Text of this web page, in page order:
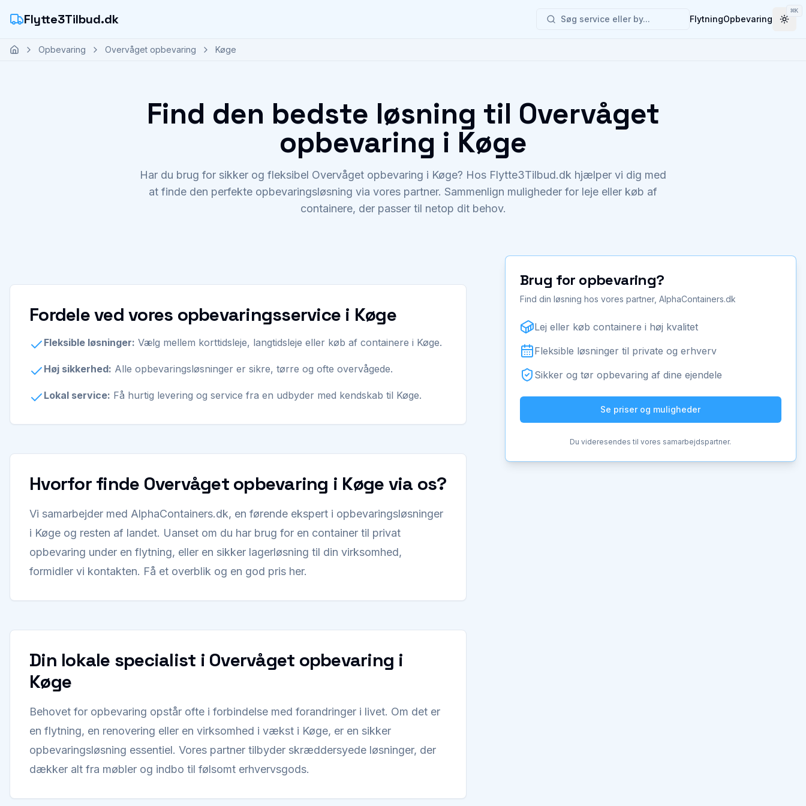
Flytte3Tilbud.dk Søg service eller by...
⌘K
FlytningOpbevaring
Opbevaring Overvåget opbevaring Køge
Find den bedste løsning til Overvåget
opbevaring i Køge
Har du brug for sikker og fleksibel Overvåget opbevaring i Køge? Hos Flytte3Tilbud.dk hjælper vi dig med
at finde den perfekte opbevaringsløsning via vores partner. Sammenlign muligheder for leje eller køb af
containere, der passer til netop dit behov.
Fordele ved vores opbevaringsservice i Køge
Fleksible løsninger: Vælg mellem korttidsleje, langtidsleje eller køb af containere i Køge.
Høj sikkerhed: Alle opbevaringsløsninger er sikre, tørre og ofte overvågede.
Lokal service: Få hurtig levering og service fra en udbyder med kendskab til Køge.
Hvorfor finde Overvåget opbevaring i Køge via os?
Vi samarbejder med AlphaContainers.dk, en førende ekspert i opbevaringsløsninger
i Køge og resten af landet. Uanset om du har brug for en container til privat
opbevaring under en flytning, eller en sikker lagerløsning til din virksomhed,
formidler vi kontakten. Få et overblik og en god pris her.
Din lokale specialist i Overvåget opbevaring i
Køge
Behovet for opbevaring opstår ofte i forbindelse med forandringer i livet. Om det er
en flytning, en renovering eller en virksomhed i vækst i Køge, er en sikker
opbevaringsløsning essentiel. Vores partner tilbyder skræddersyede løsninger, der
dækker alt fra møbler og indbo til følsomt erhvervsgods.
Brug for opbevaring?
Find din løsning hos vores partner, AlphaContainers.dk
Lej eller køb containere i høj kvalitet
Fleksible løsninger til private og erhverv
Sikker og tør opbevaring af dine ejendele
Se priser og muligheder
Du videresendes til vores samarbejdspartner.